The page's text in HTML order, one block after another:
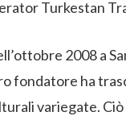
Turkestan
2008 a
fondatore ha
variegate.